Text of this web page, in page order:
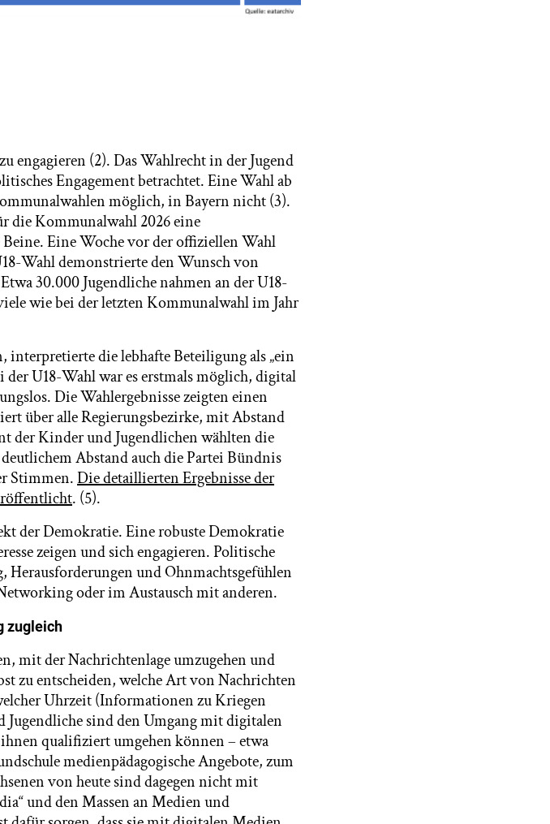
(2). Das Wahlrecht in der Jugend
Engagement betrachtet. Eine Wahl ab
möglich, in Bayern nicht (3).
die Kommunalwahl 2026 eine
Eine Woche vor der offiziellen Wahl
Wahl demonstrierte den Wunsch von
30.000 Jugendliche nahmen an der U18-
wie bei der letzten Kommunalwahl im Jahr
die lebhafte Beteiligung als „ein
der U18-Wahl war es erstmals möglich, digital
Die Wahlergebnisse zeigten einen
über alle Regierungsbezirke, mit Abstand
der Kinder und Jugendlichen wählten die
Abstand auch die Partei Bündnis
Stimmen.Die detaillierten Ergebnisse der
. (5).
der Demokratie. Eine robuste Demokratie
zeigen und sich engagieren. Politische
und Ohnmachtsgefühlen
oder im Austausch mit anderen.
zugleich
mit der Nachrichtenlage umzugehen und
zu entscheiden, welche Art von Nachrichten
Uhrzeit (Informationen zu Kriegen
sind den Umgang mit digitalen
qualifiziert umgehen können – etwa
medienpädagogische Angebote, zum
von heute sind dagegen nicht mit
und den Massen an Medien und